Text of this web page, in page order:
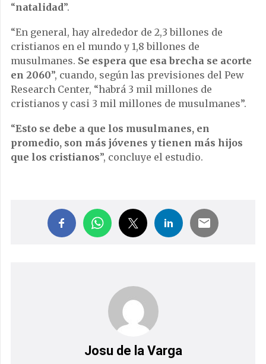
“natalidad”.
“En general, hay alrededor de 2,3 billones de
cristianos en el mundo y 1,8 billones de
musulmanes. Se espera que esa brecha se acorte
en 2060”, cuando, según las previsiones del Pew
Research Center, “habrá 3 mil millones de
cristianos y casi 3 mil millones de musulmanes”.
“Esto se debe a que los musulmanes, en
promedio, son más jóvenes y tienen más hijos
que los cristianos”, concluye el estudio.
Josu de la Varga